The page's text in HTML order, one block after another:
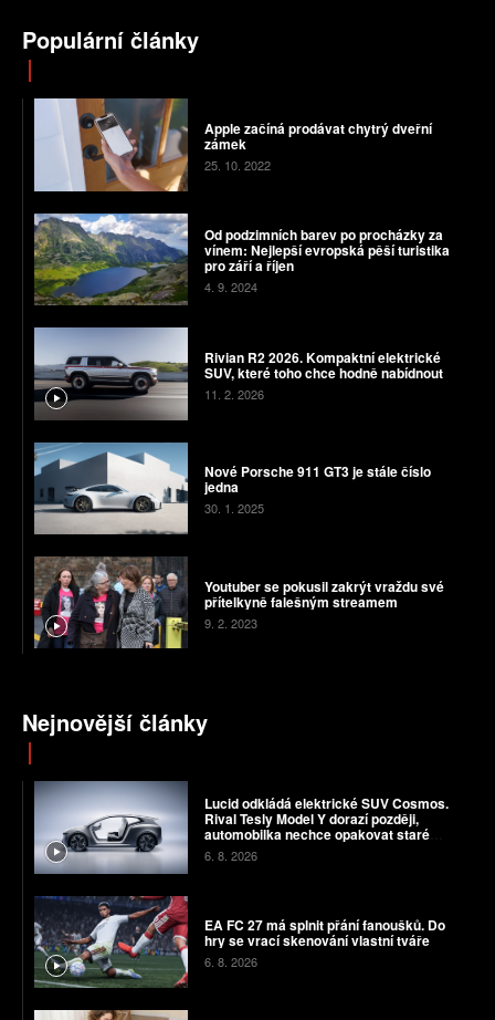
Populární články
Apple začíná prodávat chytrý dveřní
zámek
25. 10. 2022
Od podzimních barev po procházky za
vínem: Nejlepší evropská pěší turistika
pro září a říjen
4. 9. 2024
Rivian R2 2026. Kompaktní elektrické
SUV, které toho chce hodně nabídnout
11. 2. 2026
Nové Porsche 911 GT3 je stále číslo
jedna
30. 1. 2025
Youtuber se pokusil zakrýt vraždu své
přítelkyně falešným streamem
9. 2. 2023
Nejnovější články
Lucid odkládá elektrické SUV Cosmos.
Rival Tesly Model Y dorazí později,
automobilka nechce opakovat staré
chyby
6. 8. 2026
EA FC 27 má splnit přání fanoušků. Do
hry se vrací skenování vlastní tváře
6. 8. 2026